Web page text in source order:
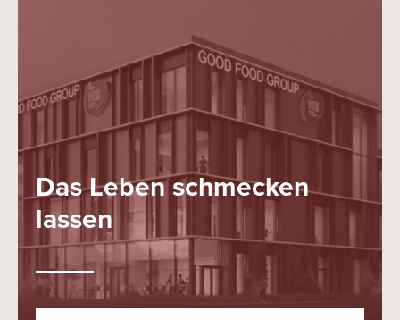
Das Leben schmecken
lassen